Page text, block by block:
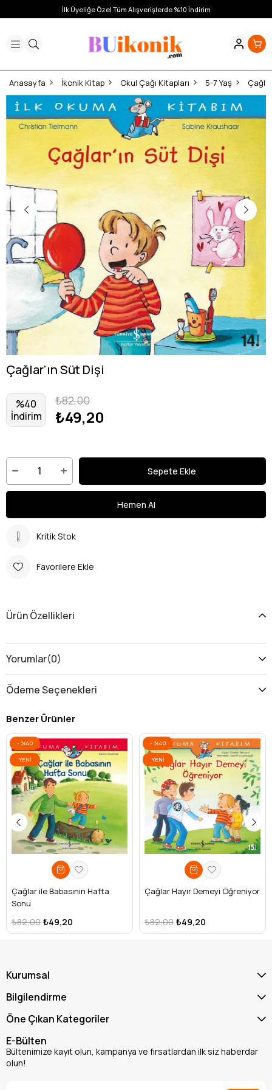
İlk Üyeliğe Özel Tüm Alışverişlerde %10 İndirim
Anasayfa İkonik Kitap Okul Çağı Kitapları 5-7 Yaş
Çağlar'ın Süt Dişi
%40
İndirim
₺82,00
₺49,20
Kritik Stok
Favorilere Ekle
Ürün Özellikleri
Yorumlar(0)
Ödeme Seçenekleri
Benzer Ürünler
Çağlar ile Babasının Hafta
Sonu
₺49,20
₺82,00
%40
YENI
ÜRÜN
Çağlar Hayır Demeyi Öğreniyor
₺49,20
₺82,00
%40
YENI
ÜRÜN
Kurumsal
Bilgilendirme
Öne Çıkan Kategoriler
E-Bülten
Bültenimize kayıt olun, kampanya ve fırsatlardan ilk siz haberdar
olun!